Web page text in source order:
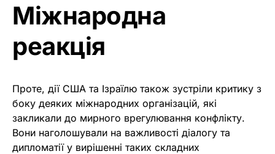
Міжнародна
реакція
Проте, дії США та Ізраїлю також зустріли критику з
боку деяких міжнародних організацій, які
закликали до мирного врегулювання конфлікту.
Вони наголошували на важливості діалогу та
дипломатії у вирішенні таких складних